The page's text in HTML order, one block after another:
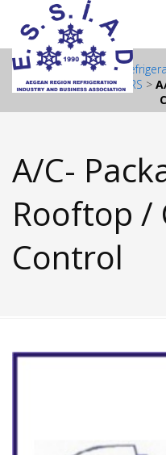
ESSIAD – Aegean
Association>MEMBERS >
A/C-
Rooftop /
Control